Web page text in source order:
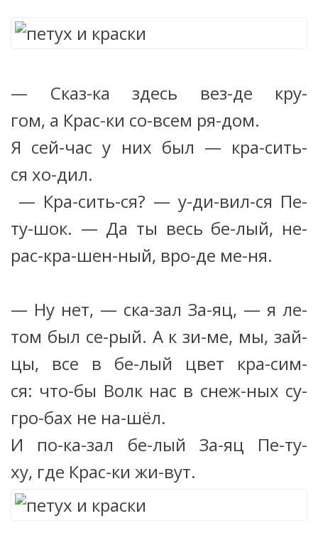
— Сказ-ка здесь вез-де кру-
гом, а Крас-ки со-всем ря-дом.
Я сей-час у них был — кра-сить-
ся хо-дил.
— Кра-сить-ся? — у-ди-вил-ся Пе-
ту-шок. — Да ты весь бе-лый, не-
рас-кра-шен-ный, вро-де ме-ня.
— Ну нет, — ска-зал За-яц, — я ле-
том был се-рый. А к зи-ме, мы, зай-
цы, все в бе-лый цвет кра-сим-
ся: что-бы Волк нас в снеж-ных су-
гро-бах не на-шёл.
И по-ка-зал бе-лый За-яц Пе-ту-
ху, где Крас-ки жи-вут.